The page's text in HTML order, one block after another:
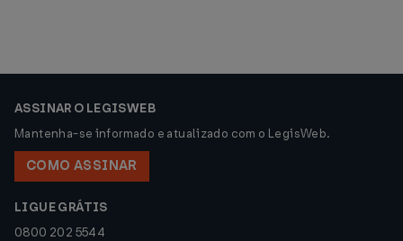
ASSINAR O LEGISWEB
Mantenha-se informado e atualizado com o LegisWeb.
COMO ASSINAR
LIGUE GRÁTIS
0800 202 5544